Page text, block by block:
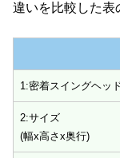
違いを比較した表
1:密着スイングヘッ
2:サイズ
(幅x高さx奥行)